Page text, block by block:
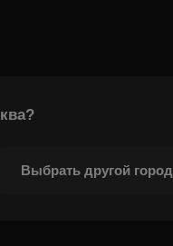
?
Выбрать другой город